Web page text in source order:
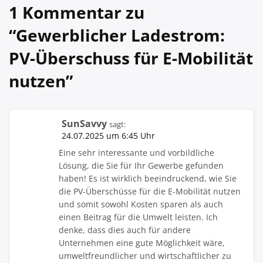
1 Kommentar zu
“Gewerblicher Ladestrom:
PV-Überschuss für E-Mobilität
nutzen”
SunSavvy sagt:
24.07.2025 um 6:45 Uhr
Eine sehr interessante und vorbildliche
Lösung, die Sie für Ihr Gewerbe gefunden
haben! Es ist wirklich beeindruckend, wie Sie
die PV-Überschüsse für die E-Mobilität nutzen
und somit sowohl Kosten sparen als auch
einen Beitrag für die Umwelt leisten. Ich
denke, dass dies auch für andere
Unternehmen eine gute Möglichkeit wäre,
umweltfreundlicher und wirtschaftlicher zu